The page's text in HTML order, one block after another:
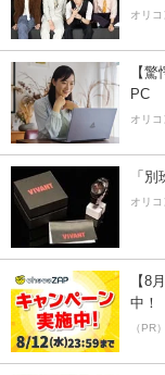
オリ
【
PC
オリ
「
オリ
【8
中！
（PR